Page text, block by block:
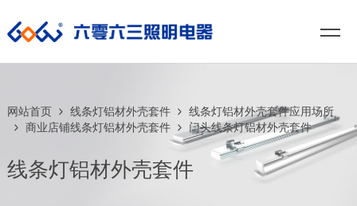
网站首页 线条灯铝材外壳套件
线条灯铝材外壳套件应用场所
商业店铺线条灯铝材外壳套件
门头线条灯铝材外壳套件
线条灯铝材外壳套件